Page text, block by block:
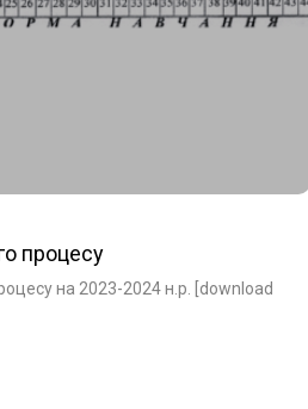
процесу
на 2023-2024 н.р. [download